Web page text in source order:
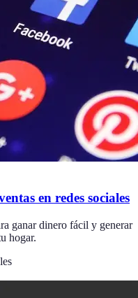
en redes sociales
ganar dinero fácil y generar
hogar.